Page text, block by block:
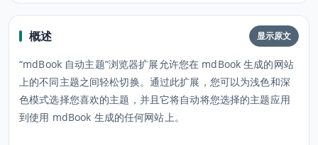
概述 显示原文
“mdBook 自动主题”浏览器扩展允许您在 mdBook 生成的网站
上的不同主题之间轻松切换。通过此扩展，您可以为浅色和深
色模式选择您喜欢的主题，并且它将自动将您选择的主题应用
到使用 mdBook 生成的任何网站上。